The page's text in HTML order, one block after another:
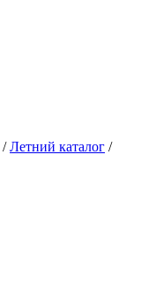
/Летний каталог /